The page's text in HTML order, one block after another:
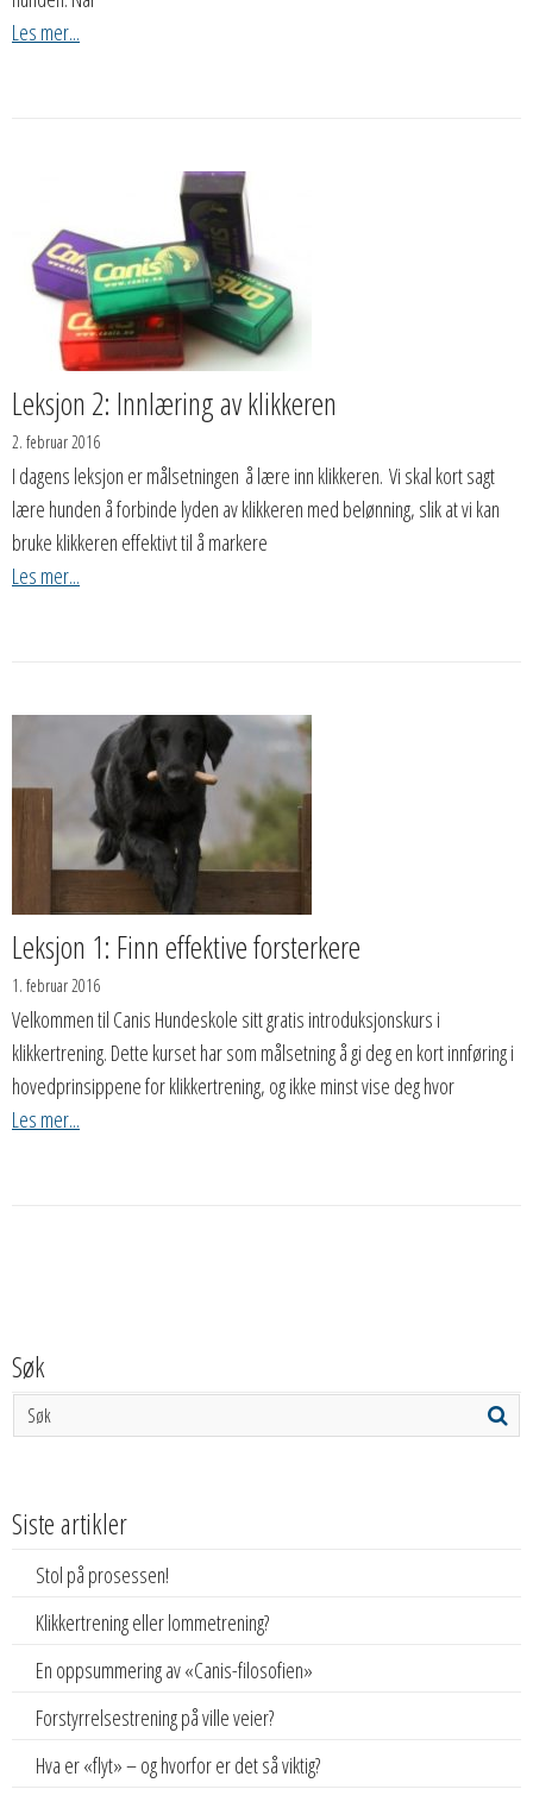
Les mer...
Leksjon 2: Innlæring av klikkeren
2. februar 2016
I dagens leksjon er målsetningen å lære inn klikkeren. Vi skal kort sagt
lære hunden å forbinde lyden av klikkeren med belønning, slik at vi kan
bruke klikkeren effektivt til å markere
Les mer...
Leksjon 1: Finn effektive forsterkere
1. februar 2016
Velkommen til Canis Hundeskole sitt gratis introduksjonskurs i
klikkertrening. Dette kurset har som målsetning å gi deg en kort innføring i
hovedprinsippene for klikkertrening, og ikke minst vise deg hvor
Les mer...
Søk
Siste artikler
Stol på prosessen!
Klikkertrening eller lommetrening?
En oppsummering av «Canis-filosofien»
Forstyrrelsestrening på ville veier?
Hva er «flyt» – og hvorfor er det så viktig?